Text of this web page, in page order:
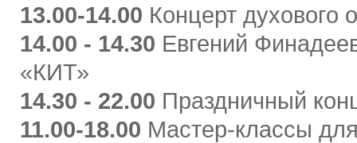
13.00-14.00 Концерт духового
14.00 - 14.30 Евгений
«КИТ»
14.30 - 22.00 Праздничный
11.00-18.00 Мастер-классы